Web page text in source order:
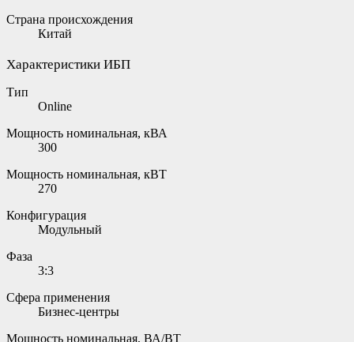
Страна происхождения
Китай
Характеристики ИБП
Тип
Online
Мощность номинальная, кВА
300
Мощность номинальная, кВТ
270
Конфигурация
Модульный
Фаза
3:3
Сфера применения
Бизнес-центры
Мощность номинальная, ВА/ВТ